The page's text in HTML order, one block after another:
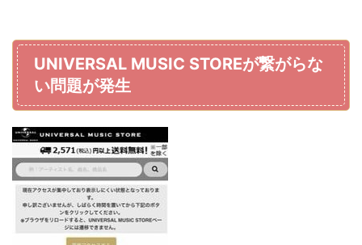
UNIVERSAL MUSIC STOREが繋がらな
い問題が発生